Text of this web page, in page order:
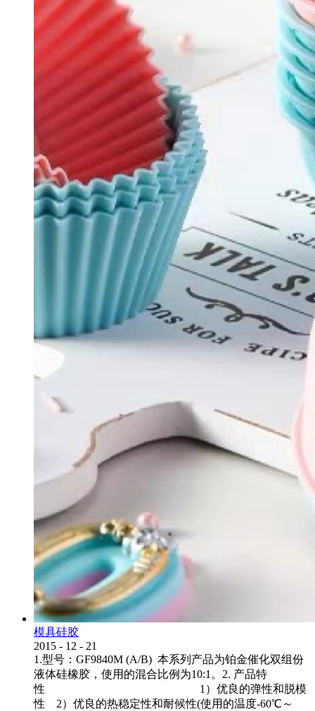
模具硅胶
2015 - 12 - 21
1.型号：GF9840M (A/B) 本系列产品为铂金催化双组份
液体硅橡胶，使用的混合比例为10:1。2. 产品特
性 1）优良的弹性和脱模
性 2）优良的热稳定性和耐候性(使用的温度-60℃～